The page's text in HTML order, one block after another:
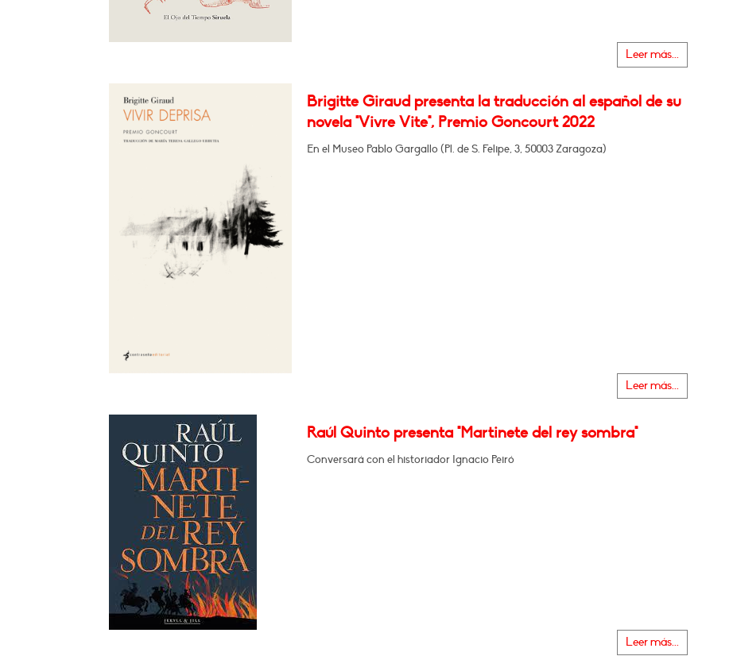
Leer más...
Brigitte Giraud presenta la traducción al español de su
novela "Vivre Vite", Premio Goncourt 2022
En el Museo Pablo Gargallo (Pl. de S. Felipe, 3, 50003 Zaragoza)
Leer más...
Raúl Quinto presenta "Martinete del rey sombra"
Conversará con el historiador Ignacio Peiró
Leer más...